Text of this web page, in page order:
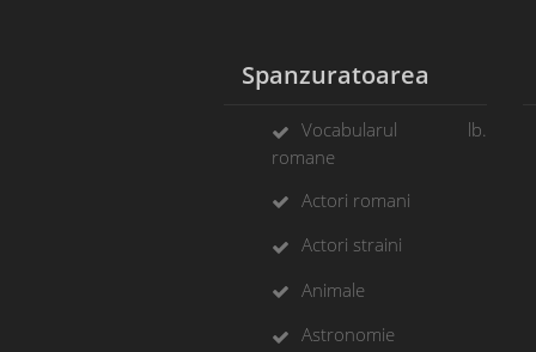
Spanzuratoarea
Vocabularul lb.
romane
Actori romani
Actori straini
Animale
Astronomie